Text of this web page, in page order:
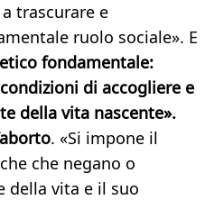
trascurare e
ruolo sociale». E
fondamentale:
di accogliere e
della vita nascente».
. «Si impone il
che negano o
della vita e il suo